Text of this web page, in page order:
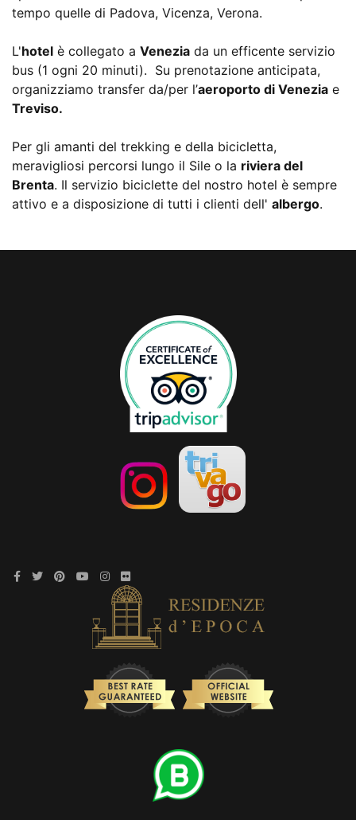
tempo quelle di Padova, Vicenza, Verona.
L'hotel è collegato a Venezia da un efficente servizio
bus (1 ogni 20 minuti). Su prenotazione anticipata,
organizziamo transfer da/per l’aeroporto di Venezia e
Treviso.
Per gli amanti del trekking e della bicicletta,
meravigliosi percorsi lungo il Sile o la riviera del
Brenta. Il servizio biciclette del nostro hotel è sempre
attivo e a disposizione di tutti i clienti dell' albergo.